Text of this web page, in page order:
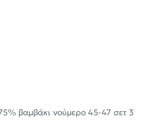
βαμβάκι νούμερο 45-47 σετ 3